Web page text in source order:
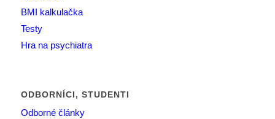
BMI kalkulačka
Testy
Hra na psychiatra
ODBORNÍCI, STUDENTI
Odborné články